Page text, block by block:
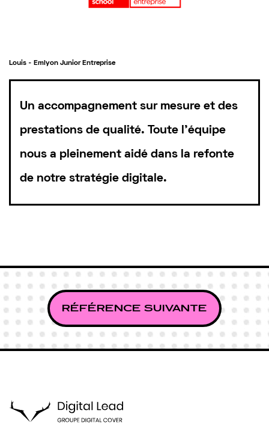
Louis - Emlyon Junior Entreprise
Un accompagnement sur mesure et des
prestations de qualité. Toute l’équipe
nous a pleinement aidé dans la refonte
de notre stratégie digitale.
RÉFÉRENCE SUIVANTE